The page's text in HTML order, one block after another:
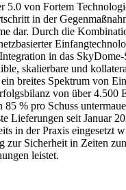
5.0 von Fortem
in der
dar. Durch die
in das SkyDome-
skalierbare und
breites Spektrum von
von über 4.500
85 % pro Schuss
Lieferungen seit Januar
in der Praxis eingesetzt
zur Sicherheit in Zeiten
leistet.